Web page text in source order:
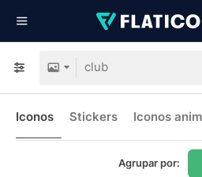
Iconos Stickers Iconos
Agrupar por: